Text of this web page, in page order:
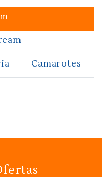
Camarotes